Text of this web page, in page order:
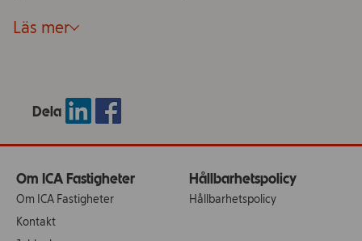
Läs mer
Dela
Om ICA Fastigheter
Om ICA Fastigheter
Kontakt
Hållbarhetspolicy
Hållbarhetspolicy